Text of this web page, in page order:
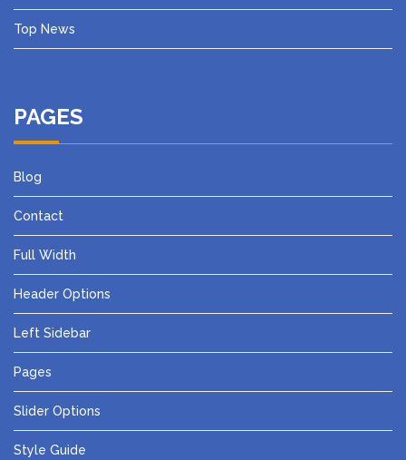
Top News
PAGES
Blog
Contact
Full Width
Header Options
Left Sidebar
Pages
Slider Options
Style Guide